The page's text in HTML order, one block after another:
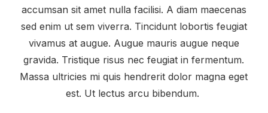
accumsan sit amet nulla facilisi. A diam maecenas
sed enim ut sem viverra. Tincidunt lobortis feugiat
vivamus at augue. Augue mauris augue neque
gravida. Tristique risus nec feugiat in fermentum.
Massa ultricies mi quis hendrerit dolor magna eget
est. Ut lectus arcu bibendum.